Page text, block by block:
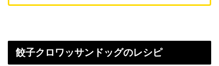
餃子クロワッサンドッグのレシピ